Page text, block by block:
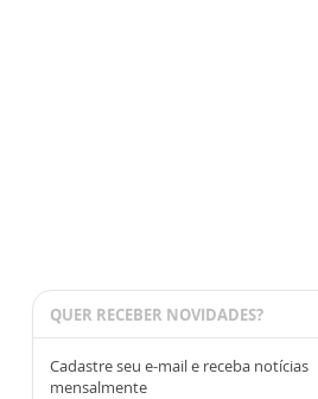
QUER RECEBER NOVIDADES?
Cadastre seu e-mail e receba notícias
mensalmente